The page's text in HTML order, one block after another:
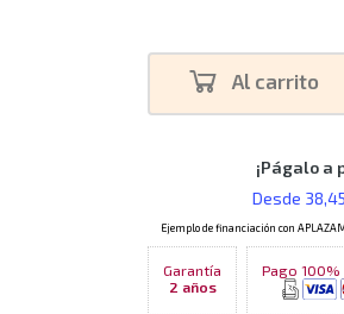
Al carrito
Garantía
2 años
Pago 100%